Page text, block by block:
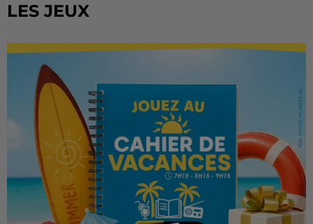
LES JEUX